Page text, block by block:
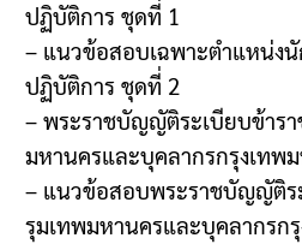
ปฏิบัติการ ชุดที่ 1
– แนวข้อสอบเฉพาะตำแหน่ง
ปฏิบัติการ ชุดที่ 2
– พระราชบัญญัติระเบียบข้ารา
มหานครและบุคลากรกรุงเทพ
– แนวข้อสอบพระราชบัญญัติร
รุมเทพมหานครและบุคลากรก